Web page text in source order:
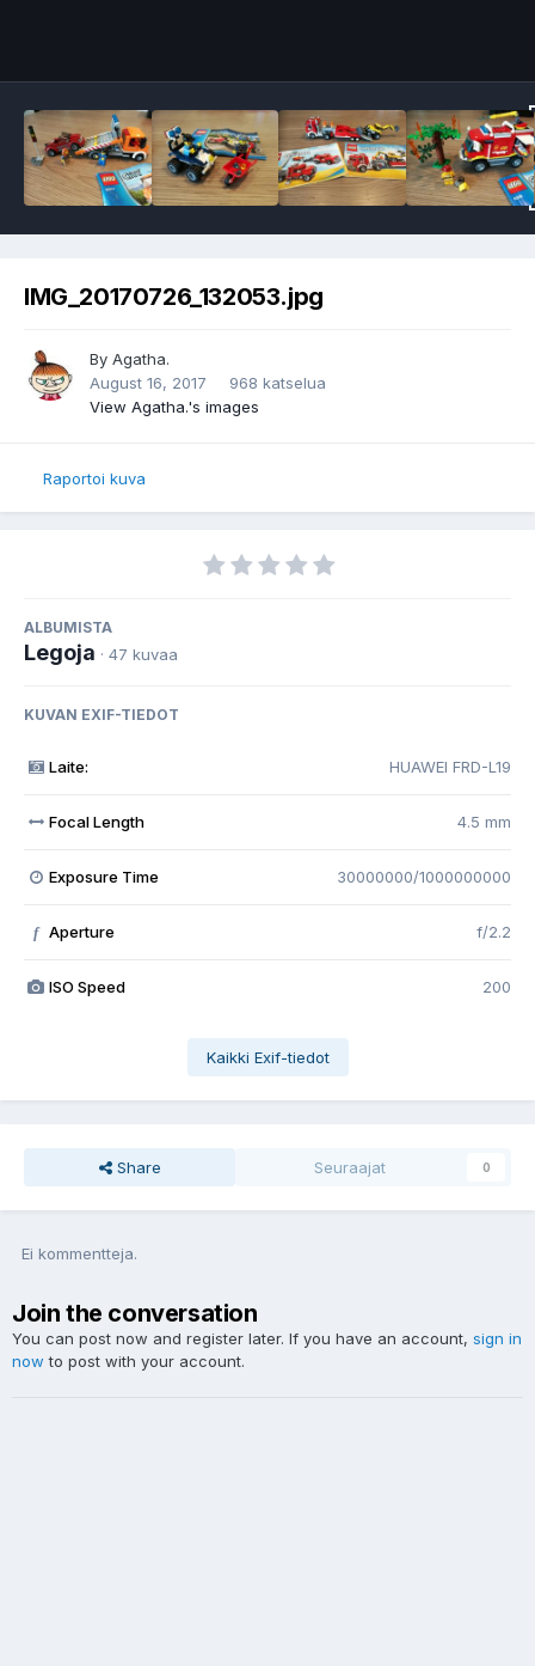
IMG_20170726_132053.jpg
By Agatha.
August 16, 2017
968 katselua
View Agatha.'s images
Raportoi kuva
ALBUMISTA
Legoja · 47 kuvaa
KUVAN EXIF-TIEDOT
Laite: HUAWEI FRD-L19
Focal Length 4.5 mm
Exposure Time 30000000/1000000000
f Aperture f/2.2
ISO Speed 200
Kaikki Exif-tiedot
Share Seuraajat 0
Ei kommentteja.
Join the conversation
You can post now and register later. If you have an account, sign in
now to post with your account.